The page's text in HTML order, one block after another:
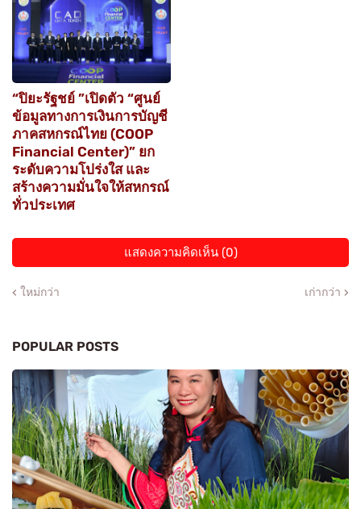
“ปิยะรัฐชย์ ”เปิดตัว “ศูนย์
ข้อมูลทางการเงินการบัญชี
ภาคสหกรณ์ไทย (COOP
Financial Center)” ยก
ระดับความโปร่งใส และ
สร้างความมั่นใจให้สหกรณ์
ทั่วประเทศ
แสดงความคิดเห็น (0)
ใหม่กว่า เก่ากว่า
POPULAR POSTS